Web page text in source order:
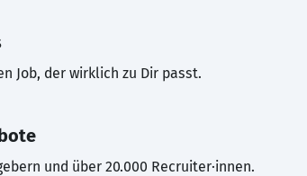
Job, der wirklich zu Dir passt.
und über 20.000 Recruiter·innen.